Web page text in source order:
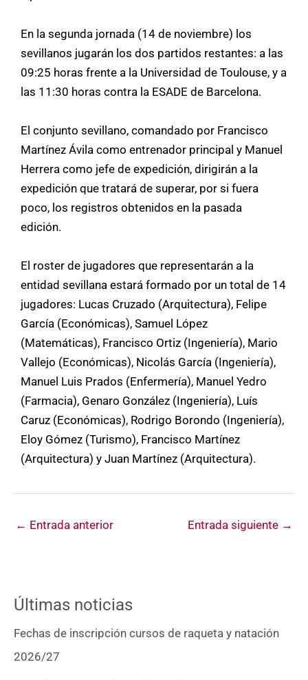
En la segunda jornada (14 de noviembre) los
sevillanos jugarán los dos partidos restantes: a las
09:25 horas frente a la Universidad de Toulouse, y a
las 11:30 horas contra la ESADE de Barcelona.
El conjunto sevillano, comandado por Francisco
Martínez Ávila como entrenador principal y Manuel
Herrera como jefe de expedición, dirigirán a la
expedición que tratará de superar, por si fuera
poco, los registros obtenidos en la pasada
edición.
El roster de jugadores que representarán a la
entidad sevillana estará formado por un total de 14
jugadores: Lucas Cruzado (Arquitectura), Felipe
García (Económicas), Samuel López
(Matemáticas), Francisco Ortiz (Ingeniería), Mario
Vallejo (Económicas), Nicolás García (Ingeniería),
Manuel Luis Prados (Enfermería), Manuel Yedro
(Farmacia), Genaro González (Ingeniería), Luís
Caruz (Económicas), Rodrigo Borondo (Ingeniería),
Eloy Gómez (Turismo), Francisco Martínez
(Arquitectura) y Juan Martínez (Arquitectura).
← Entrada anterior Entrada siguiente →
Últimas noticias
Fechas de inscripción cursos de raqueta y natación
2026/27